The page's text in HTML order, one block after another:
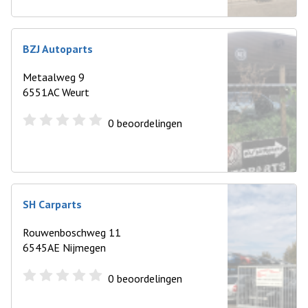
BZJ Autoparts
Metaalweg 9
6551AC Weurt
0 beoordelingen
SH Carparts
Rouwenboschweg 11
6545AE Nijmegen
0 beoordelingen